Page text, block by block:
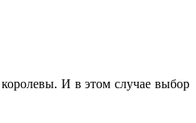
И в этом случае выбор